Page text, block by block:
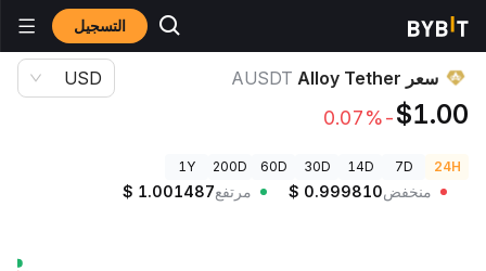
التسجيل أسعار العملات الرقمية
سعر Alloy Tether AUSDT
$1.00
-0.07%
USD
24H
7D
14D
30D
60D
200D
1Y
منخفض $ 0.999810 مرتفع $ 1.001487